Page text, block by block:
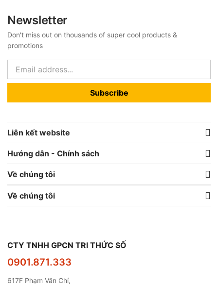
Newsletter
Don't miss out on thousands of super cool products &
promotions
Subscribe
Liên kết website
Hướng dẫn - Chính sách
Về chúng tôi
Về chúng tôi
CTY TNHH GPCN TRI THỨC SỐ
0901.871.333
617F Phạm Văn Chí,